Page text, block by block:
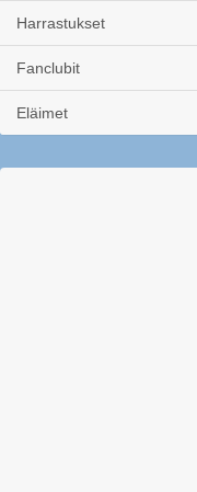
Harrastukset
Fanclubit
Eläimet